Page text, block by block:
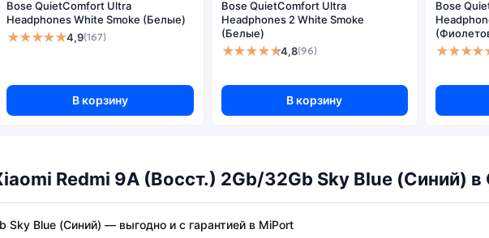
Разрешение фронтальной камеры:
Bose QuietComfort Ultra
Headphones White Smoke (Белые)
★★★★★4,9(167)
В корзину
Bose QuietComfort Ultra
Headphones 2 White Smoke
(Белые)
★★★★★4,8(96)
В корзину
Bose
Redmi 9A (Восст.) 2Gb/32Gb Sky Blue (Синий)
Sky Blue (Синий) — выгодно и с гарантией в MiPort